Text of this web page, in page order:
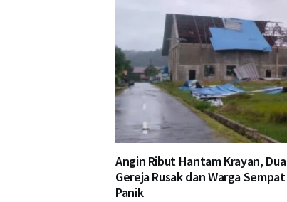
Angin Ribut Hantam Krayan, Dua
Gereja Rusak dan Warga Sempat
Panik